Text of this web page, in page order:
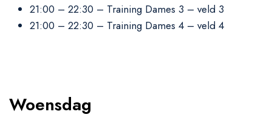
21:00 – 22:30 – Training Dames 3 – veld 3
21:00 – 22:30 – Training Dames 4 – veld 4
Woensdag